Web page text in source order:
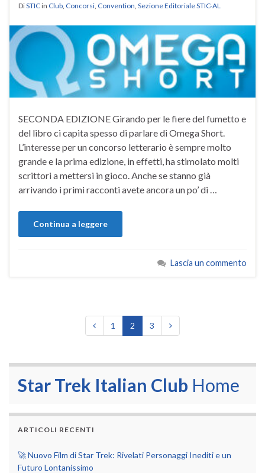
DiSTICin Club Concorsi Convention Sezione Editoriale STIC-AL
SECONDA EDIZIONE Girando per le fiere del fumetto e
del libro ci capita spesso di parlare di Omega Short.
L’interesse per un concorso letterario è sempre molto
grande e la prima edizione, in effetti, ha stimolato molti
scrittori a mettersi in gioco. Anche se stanno già
arrivando i primi racconti avete ancora un po’ di …
Continua a leggere
Lascia un commento
1 2 3
Star Trek Italian Club Home
ARTICOLI RECENTI
🚀 Nuovo Film di Star Trek: Rivelati Personaggi Inediti e un
Futuro Lontanissimo